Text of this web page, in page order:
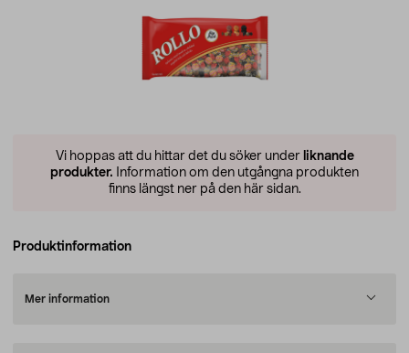
Vi hoppas att du hittar det du söker under liknande
produkter. Information om den utgångna produkten
finns längst ner på den här sidan.
Produktinformation
Mer information